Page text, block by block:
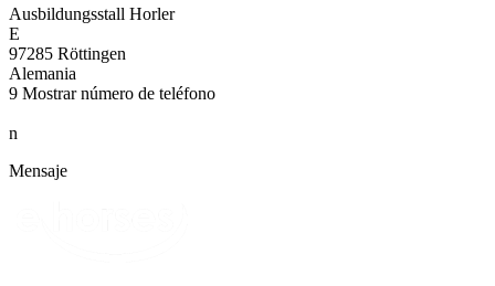
Ausbildungsstall Horler
E
97285 Röttingen
Alemania
9 Mostrar número de teléfono
n
Mensaje